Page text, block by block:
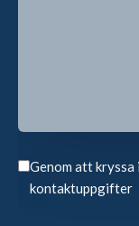
Genom att
kontaktuppgifter